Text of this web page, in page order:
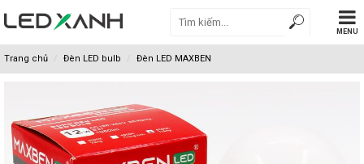
MENU
Trang chủ Đèn LED bulb Đèn LED MAXBEN